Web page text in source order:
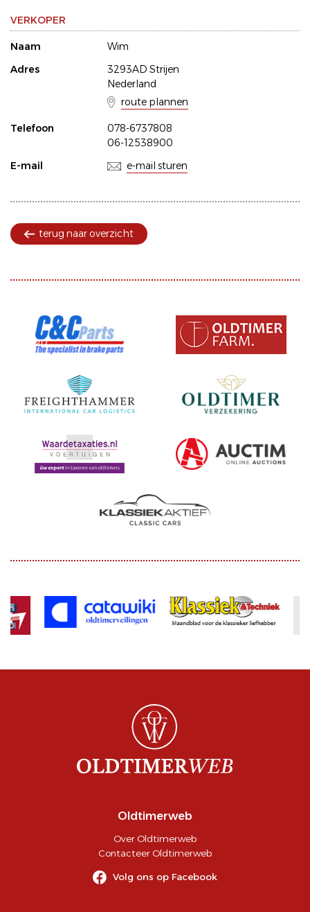
VERKOPER
Naam
Wim
Adres
3293AD Strijen
Nederland
route plannen
Telefoon
078-6737808
06-12538900
E-mail
e-mail sturen
terug naar overzicht
Oldtimerweb
Over Oldtimerweb
Contacteer Oldtimerweb
Volg ons op Facebook